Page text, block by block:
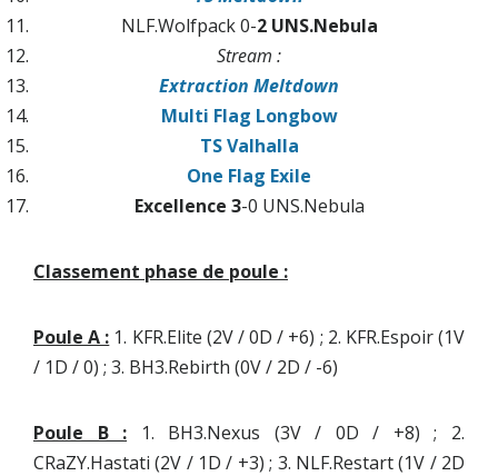
NLF.Wolfpack 0-2 UNS.Nebula
Stream :
Extraction Meltdown
Multi Flag Longbow
TS Valhalla
One Flag Exile
Excellence 3-0 UNS.Nebula
Classement phase de poule :
Poule A : 1. KFR.Elite (2V / 0D / +6) ; 2. KFR.Espoir (1V
/ 1D / 0) ; 3. BH3.Rebirth (0V / 2D / -6)
Poule B : 1. BH3.Nexus (3V / 0D / +8) ; 2.
CRaZY.Hastati (2V / 1D / +3) ; 3. NLF.Restart (1V / 2D